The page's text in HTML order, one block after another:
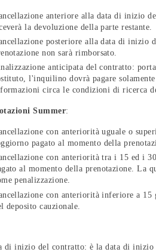
anteriore alla data di inizio
la devoluzione della parte restante.
posteriore alla data di inizio
non sarà rimborsato.
anticipata del contratto:
l'inquilino dovrà pagare
circa le condizioni di ricerca
Summer:
con anteriorità uguale o
pagato al momento della
con anteriorità tra i 15 ed i
al momento della prenotazione. La
penalizzazione.
con anteriorità inferiore a
deposito cauzionale.
di inizio del contratto: è la data di